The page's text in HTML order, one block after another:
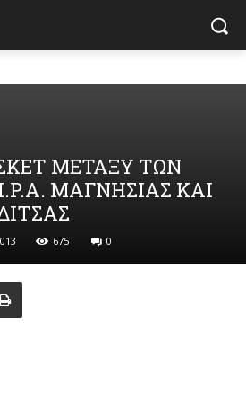
ΜΕΤΑΞΥ ΤΩΝ
ΜΑΓΝΗΣΙΑΣ ΚΑΙ
675 0